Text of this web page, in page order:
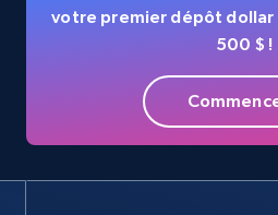
votre premier dépôt dollar
500 $ !